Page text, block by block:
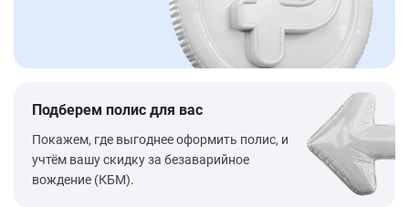
Подберем полис для вас
Покажем, где выгоднее оформить полис, и
учтём вашу скидку за безаварийное
вождение (КБМ).